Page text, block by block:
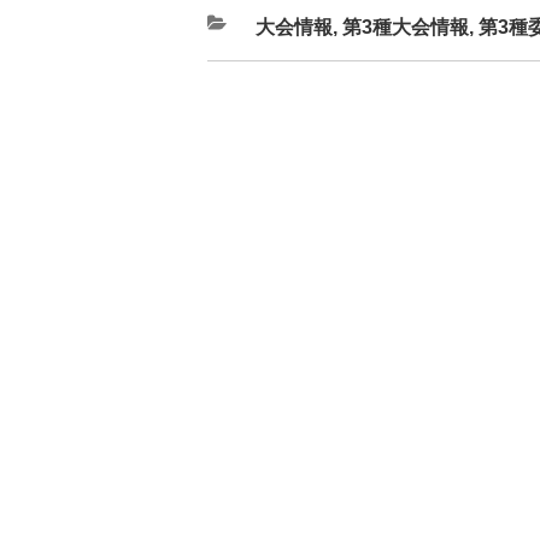
カ
テ
大会情報, 第3種大会情報, 第3種